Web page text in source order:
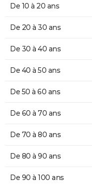
De 10 à 20 ans
De 20 à 30 ans
De 30 à 40 ans
De 40 à 50 ans
De 50 à 60 ans
De 60 à 70 ans
De 70 à 80 ans
De 80 à 90 ans
De 90 à 100 ans